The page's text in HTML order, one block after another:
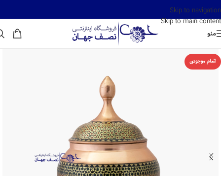
Skip to navigation
Skip to main content
منو
اتمام موجودی